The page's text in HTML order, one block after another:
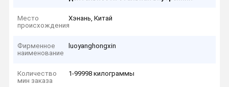
Место
происхождения
Хэнань, Китай
Фирменное
наименование
luoyanghongxin
Количество
мин заказа
1-99998 килограммы